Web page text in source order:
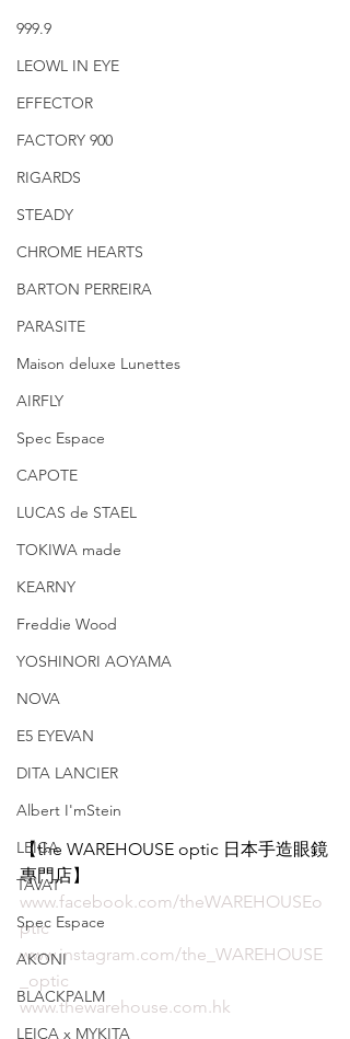
999.9
LEOWL IN EYE
EFFECTOR
FACTORY 900
RIGARDS
STEADY
CHROME HEARTS
BARTON PERREIRA
PARASITE
Maison deluxe Lunettes
AIRFLY
Spec Espace
CAPOTE
LUCAS de STAEL
TOKIWA made
KEARNY
Freddie Wood
YOSHINORI AOYAMA
NOVA
E5 EYEVAN
DITA LANCIER
Albert I'mStein
LEICA
TAVAT
Spec Espace
AKONI
BLACKPALM
LEICA x MYKITA
【the WAREHOUSE optic 日本手造眼鏡
專門店】
www.facebook.com/theWAREHOUSEo
ptic
www.instagram.com/the_WAREHOUSE
_optic
www.thewarehouse.com.hk